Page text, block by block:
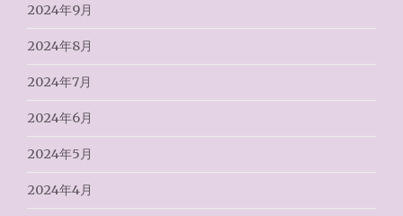
2024年9月
2024年8月
2024年7月
2024年6月
2024年5月
2024年4月